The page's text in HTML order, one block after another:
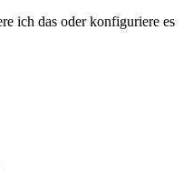
ich das oder konfiguriere es